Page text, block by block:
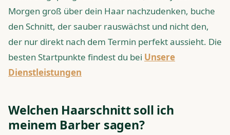
Morgen groß über dein Haar nachzudenken, buche
den Schnitt, der sauber rauswächst und nicht den,
der nur direkt nach dem Termin perfekt aussieht. Die
besten Startpunkte findest du bei Unsere
Dienstleistungen
Welchen Haarschnitt soll ich
meinem Barber sagen?